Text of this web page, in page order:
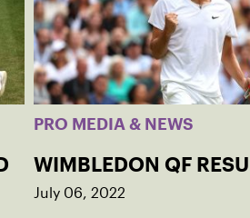
PRO MEDIA & NEWS
WIMBLEDON QF
July 06, 2022